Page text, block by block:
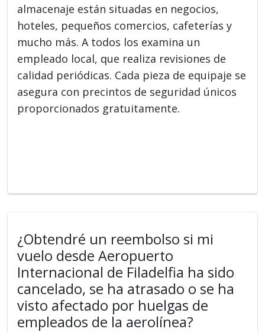
almacenaje están situadas en negocios,
hoteles, pequeños comercios, cafeterías y
mucho más. A todos los examina un
empleado local, que realiza revisiones de
calidad periódicas. Cada pieza de equipaje se
asegura con precintos de seguridad únicos
proporcionados gratuitamente.
¿Obtendré un reembolso si mi
vuelo desde Aeropuerto
Internacional de Filadelfia ha sido
cancelado, se ha atrasado o se ha
visto afectado por huelgas de
empleados de la aerolínea?